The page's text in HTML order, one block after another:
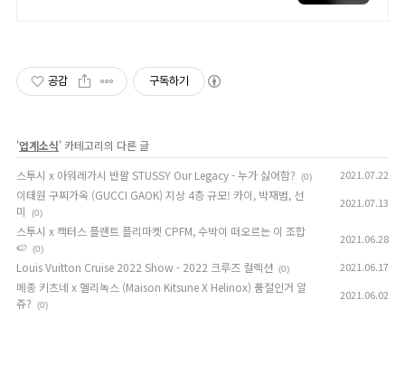
공감 구독하기
'업계소식' 카테고리의 다른 글
스투시 x 아워레가시 반팔 STUSSY Our Legacy - 누가 싫어함?
(0) 2021.07.22
이태원 구찌가옥 (GUCCI GAOK) 지상 4층 규모! 카이, 박재범, 선
미
(0)
2021.07.13
스투시 x 캑터스 플랜트 플리마켓 CPFM, 수박이 떠오르는 이 조합
🍉 (0)
2021.06.28
Louis Vuitton Cruise 2022 Show - 2022 크루즈 컬렉션 (0) 2021.06.17
메종 키츠네 x 헬리녹스 (Maison Kitsune X Helinox) 품절인거 알
쥬?
(0)
2021.06.02